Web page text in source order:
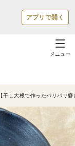
アプリで開く
メニュー
【干し大根で作ったパリパリ